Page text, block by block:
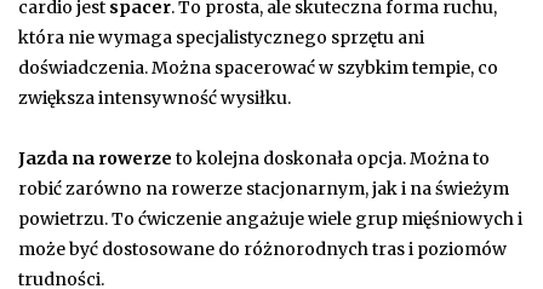
cardio jest spacer. To prosta, ale skuteczna forma ruchu,
która nie wymaga specjalistycznego sprzętu ani
doświadczenia. Można spacerować w szybkim tempie, co
zwiększa intensywność wysiłku.
Jazda na rowerze to kolejna doskonała opcja. Można to
robić zarówno na rowerze stacjonarnym, jak i na świeżym
powietrzu. To ćwiczenie angażuje wiele grup mięśniowych i
może być dostosowane do różnorodnych tras i poziomów
trudności.